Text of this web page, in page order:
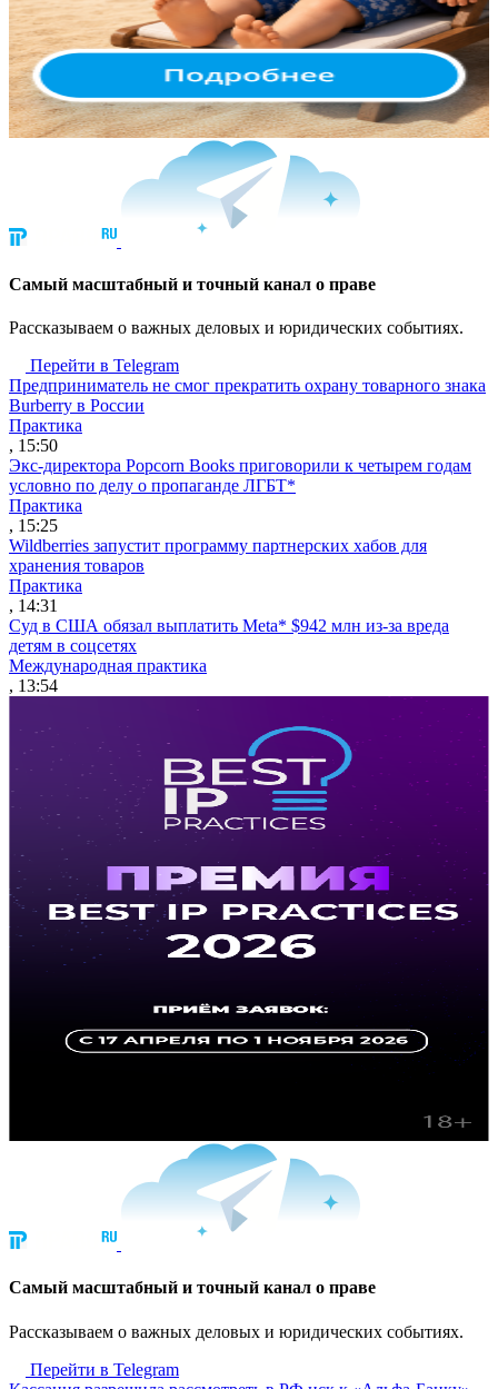
Cамый масштабный и точный канал о праве
Рассказываем о важных деловых и юридических событиях.
Перейти в Telegram
Предприниматель не смог прекратить охрану товарного знака
Burberry в России
Практика
, 15:50
Экс-директора Popcorn Books приговорили к четырем годам
условно по делу о пропаганде ЛГБТ*
Практика
, 15:25
Wildberries запустит программу партнерских хабов для
хранения товаров
Практика
, 14:31
Суд в США обязал выплатить Meta* $942 млн из-за вреда
детям в соцсетях
Международная практика
, 13:54
Cамый масштабный и точный канал о праве
Рассказываем о важных деловых и юридических событиях.
Перейти в Telegram